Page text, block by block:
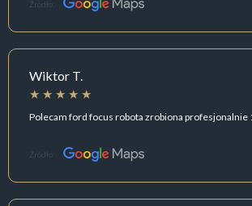
Źródło:
Wiktor T.
Polecam ford focus robota zrobiona profesjonalnie
Źródło: